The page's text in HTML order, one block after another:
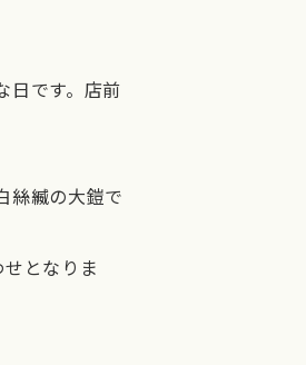
日です。店前
絲縅の大鎧で
となりま